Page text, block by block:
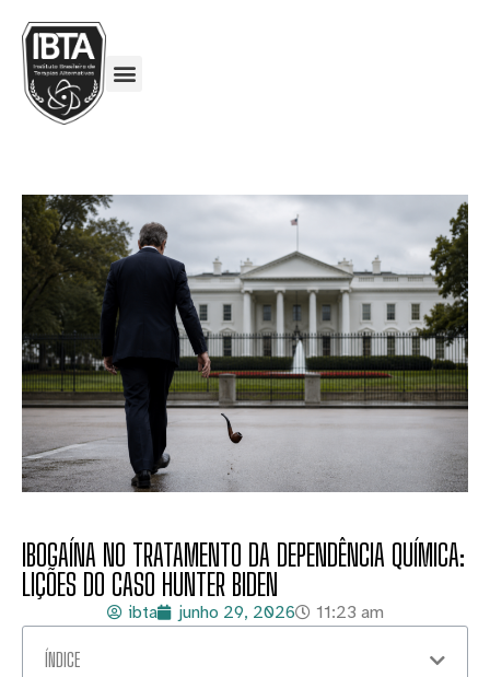
IBOGAÍNA NO TRATAMENTO DA DEPENDÊNCIA QUÍMICA:
LIÇÕES DO CASO HUNTER BIDEN
ibta junho 29, 2026 11:23 am
ÍNDICE